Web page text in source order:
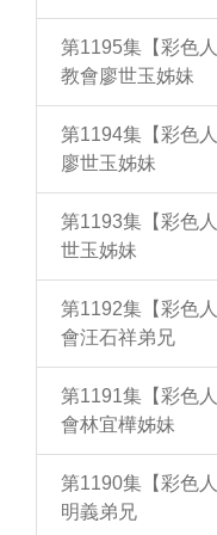
第1195集【彩色
教會廖世玉姊妹
第1194集【彩色
廖世玉姊妹
第1193集【彩色
世玉姊妹
第1192集【彩色
會汪石祥弟兄
第1191集【彩色
會林宜樺姊妹
第1190集【彩色
明義弟兄